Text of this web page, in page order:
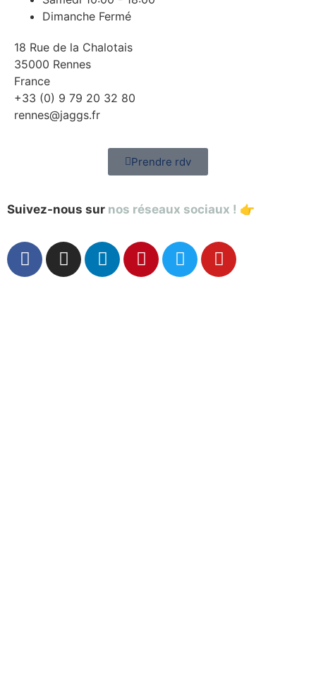
Dimanche Fermé
18 Rue de la Chalotais
35000 Rennes
France
+33 (0) 9 79 20 32 80
rennes@jaggs.fr
Prendre rdv
Suivez-nous sur nos réseaux sociaux ! 👉